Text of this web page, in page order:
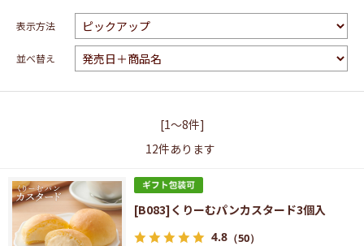
表示方法
並べ替え
[1～8件]
12件あります
[B083]くりーむパンカスタード3個入
4.8 （50）